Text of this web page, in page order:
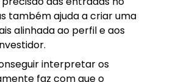
também ajuda a criar uma
alinhada ao perfil e aos
interpretar os
faz com que o